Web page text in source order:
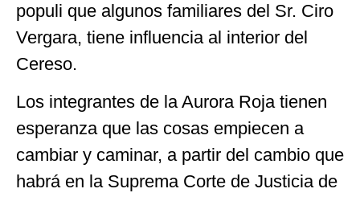
populi que algunos familiares del Sr. Ciro
Vergara, tiene influencia al interior del
Cereso.
Los integrantes de la Aurora Roja tienen
esperanza que las cosas empiecen a
cambiar y caminar, a partir del cambio que
habrá en la Suprema Corte de Justicia de